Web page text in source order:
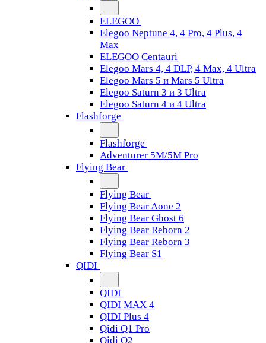
ELEGOO
Elegoo Neptune 4, 4 Pro, 4 Plus, 4
Max
ELEGOO Centauri
Elegoo Mars 4, 4 DLP, 4 Max, 4 Ultra
Elegoo Mars 5 и Mars 5 Ultra
Elegoo Saturn 3 и 3 Ultra
Elegoo Saturn 4 и 4 Ultra
Flashforge
Flashforge
Adventurer 5M/5M Pro
Flying Bear
Flying Bear
Flying Bear Aone 2
Flying Bear Ghost 6
Flying Bear Reborn 2
Flying Bear Reborn 3
Flying Bear S1
QIDI
QIDI
QIDI MAX 4
QIDI Plus 4
Qidi Q1 Pro
Qidi Q2